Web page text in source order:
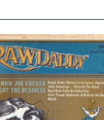
– June/11/72